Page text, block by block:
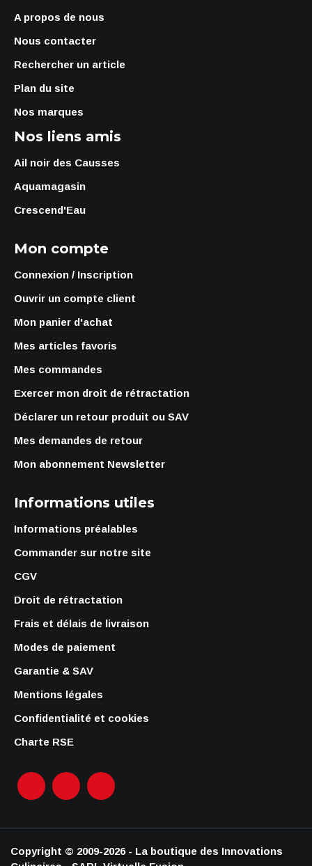
A propos de nous
Nous contacter
Rechercher un article
Plan du site
Nos marques
Nos liens amis
Ail noir des Causses
Aquamagasin
Crescend'Eau
Mon compte
Connexion / Inscription
Ouvrir un compte client
Mon panier d'achat
Mes articles favoris
Mes commandes
Exercer mon droit de rétractation
Déclarer un retour produit ou SAV
Mes demandes de retour
Mon abonnement Newsletter
Informations utiles
Informations préalables
Commander sur notre site
CGV
Droit de rétractation
Frais et délais de livraison
Modes de paiement
Garantie & SAV
Mentions légales
Confidentialité et cookies
Charte RSE
Copyright © 2009-2026 - La boutique des Innovations